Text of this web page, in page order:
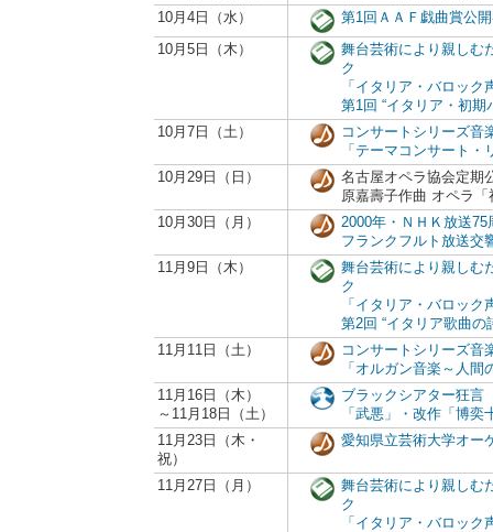
10月4日（水）
第1回ＡＡＦ戯曲賞公
10月5日（木）
舞台芸術により親しむ
ク
「イタリア・バロック
第1回 “イタリア・初期
10月7日（土）
コンサートシリーズ音
「テーマコンサート・
10月29日（日）
名古屋オペラ協会定期
原嘉壽子作曲 オペラ
10月30日（月）
2000年・ＮＨＫ放送75
フランクフルト放送交
11月9日（木）
舞台芸術により親しむ
ク
「イタリア・バロック
第2回 “イタリア歌曲の
11月11日（土）
コンサートシリーズ音
「オルガン音楽～人間
11月16日（木）
～11月18日（土）
ブラックシアター狂言
「武悪」・改作「博奕
11月23日（木・
祝）
愛知県立芸術大学オー
11月27日（月）
舞台芸術により親しむ
ク
「イタリア・バロック